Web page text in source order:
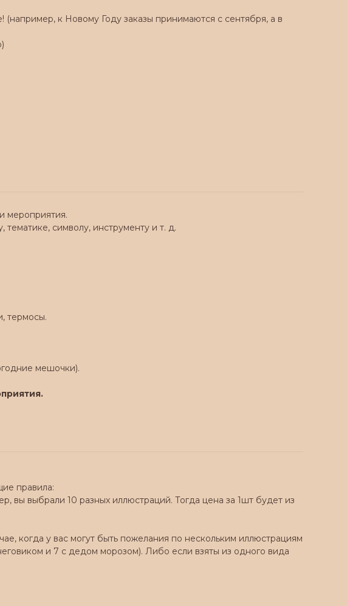
к Новому Году заказы принимаются с сентября, а в
мероприятия.
тематике, символу, инструменту и т. д.
термосы.
мешочки).
правила:
вы выбрали 10 разных иллюстраций. Тогда цена за 1шт будет из
когда у вас могут быть пожелания по нескольким иллюстрациям
и 7 с дедом морозом). Либо если взяты из одного вида